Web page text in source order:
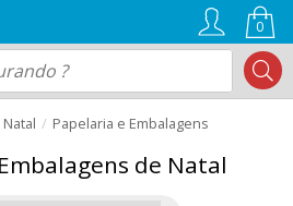
0
Papelaria e Embalagens
de Natal